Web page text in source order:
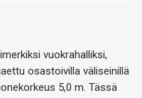
vuokrahalliksi,
osastoivilla väliseinillä
5,0 m. Tässä